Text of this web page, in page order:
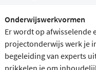
Onderwijswerkvormen
Er wordt op afwisselende
projectonderwijs werk je
begeleiding van experts